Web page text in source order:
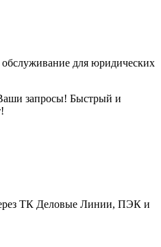
для юридических
запросы! Быстрый и
ТК Деловые Линии, ПЭК и